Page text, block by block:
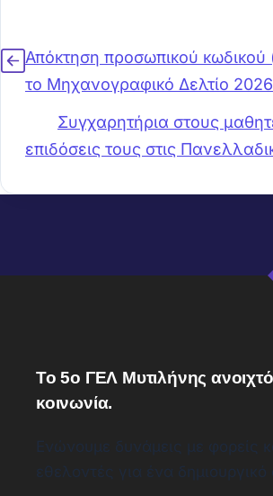
Απόκτηση προσωπικού
το Μηχανογραφικό Δελτίο 2026
Συγχαρητήρια στους
επιδόσεις τους στις
Το 5ο ΓΕΛ Μυτιλήνης
κοινωνία.
Ενώνουμε δυνάμεις με φορείς
εθελοντές για ένα δημιουργικό